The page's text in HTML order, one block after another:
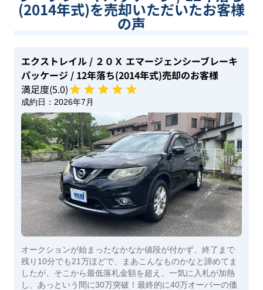
(2014年式)を売却いただいたお客様
の声
エクストレイル / ２０Ｘ エマージェンシーブレーキ
パッケージ / 12年落ち(2014年式)売却のお客様
満足度(5.0)
成約日： 2026年7月
オークションが始まったなかなか値段が付かず、終了まで
残り10分でも21万ほどで、まあこんなものかなと諦めてま
したが、そこから最低落札金額を超え、一気に入札が加熱
し、あっという間に30万突破！最終的に40万オーバーの価